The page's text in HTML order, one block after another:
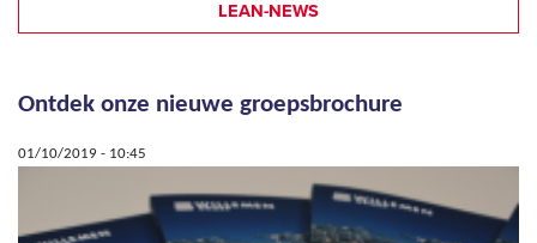
LEAN-NEWS
Ontdek onze nieuwe groepsbrochure
01/10/2019 - 10:45
Pages